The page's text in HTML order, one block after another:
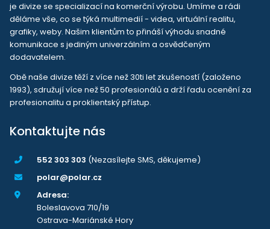
je divize se specializací na komerční výrobu. Umíme a rádi
děláme vše, co se týká multimedií - videa, virtuální realitu,
grafiky, weby. Našim klientům to přináší výhodu snadné
komunikace s jediným univerzálním a osvědčeným
dodavatelem.
Obě naše divize těží z více než 30ti let zkušeností (založeno
1993), sdružují více než 50 profesionálů a drží řadu ocenění za
profesionalitu a proklientský přístup.
Kontaktujte nás
552 303 303 (Nezasílejte SMS, děkujeme)
polar@polar.cz
Adresa:
Boleslavova 710/19
Ostrava-Mariánské Hory